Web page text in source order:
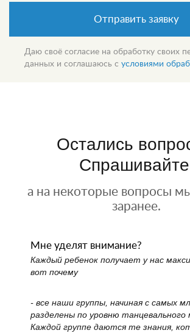
Отправить заявку
Даю своё согласие на обработку своих
данных и соглашаюсь с условиями
Остались
а на некоторые вопросы
заранее.
Мне уделят внимание?
Каждый ребенок получает у нас
вот почему
- все наши группы, начиная с самых
разделены по уровню
Каждой группе даются те знания,